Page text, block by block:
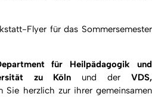
Flyer für das Sommersemester
für Heilpädagogik und
zu Köln und derVDS,
Sie herzlich zur ihrer gemeinsamen